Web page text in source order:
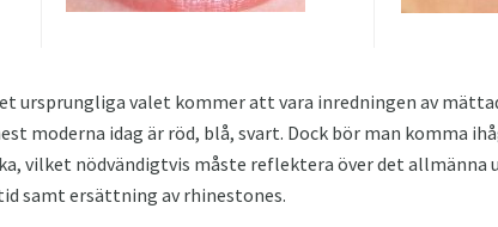
ursprungliga valet kommer att vara inredningen av
moderna idag är röd, blå, svart. Dock bör man komma
vilket nödvändigtvis måste reflektera över det allmänna
samt ersättning av rhinestones.